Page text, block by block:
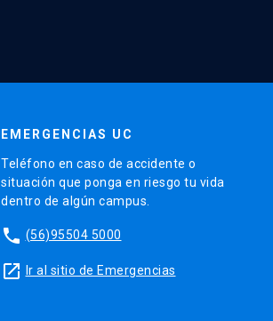
EMERGENCIAS UC
Teléfono en caso de accidente o
situación que ponga en riesgo tu vida
dentro de algún campus.
phone (56)95504 5000
launch Ir al sitio de Emergencias